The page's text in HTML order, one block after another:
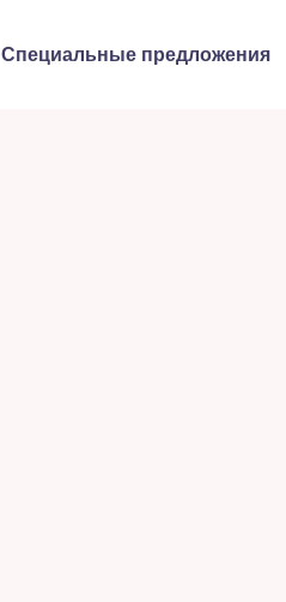
Специальные предложения